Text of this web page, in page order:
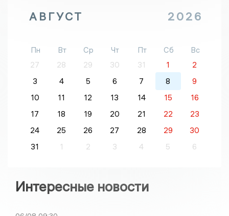
АВГУСТ 2026
Пн Вт Ср Чт Пт Сб
Вс
27
28 29 30 31 1
2
3
4 5 6 7 8
9
10
11 12 13 14 15
16
17
18 19 20 21 22
23
24
25 26 27 28 29
30
31
1 2 3 4 5 6
Интересные новости